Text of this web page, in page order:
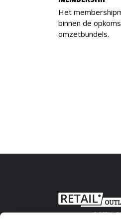
Het
binnen de
omzetbundels.
© RETAIL